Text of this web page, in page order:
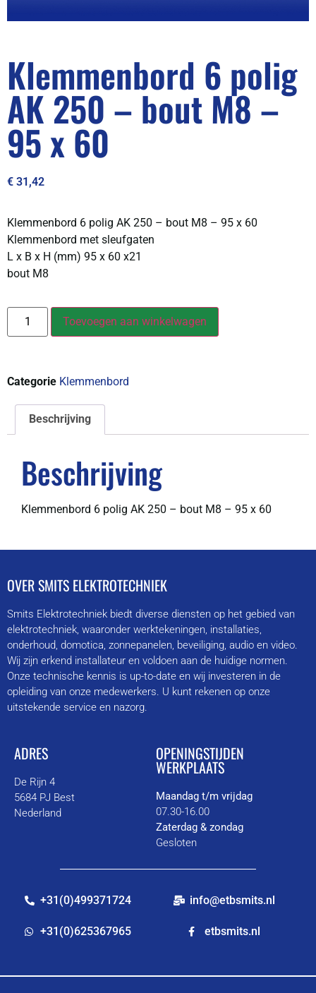
Klemmenbord 6 polig
AK 250 – bout M8 –
95 x 60
€ 31,42
Klemmenbord 6 polig AK 250 – bout M8 – 95 x 60
Klemmenbord met sleufgaten
L x B x H (mm) 95 x 60 x21
bout M8
Toevoegen aan winkelwagen
Categorie Klemmenbord
Beschrijving
Beschrijving
Klemmenbord 6 polig AK 250 – bout M8 – 95 x 60
OVER SMITS ELEKTROTECHNIEK
Smits Elektrotechniek biedt diverse diensten op het gebied van
elektrotechniek, waaronder werktekeningen, installaties,
onderhoud, domotica, zonnepanelen, beveiliging, audio en video.
Wij zijn erkend installateur en voldoen aan de huidige normen.
Onze technische kennis is up-to-date en wij investeren in de
opleiding van onze medewerkers. U kunt rekenen op onze
uitstekende service en nazorg.
ADRES
De Rijn 4
5684 PJ Best
Nederland
OPENINGSTIJDEN
WERKPLAATS
Maandag t/m vrijdag
07.30-16.00
Zaterdag & zondag
Gesloten
+31(0)499371724
+31(0)625367965
info@etbsmits.nl
etbsmits.nl